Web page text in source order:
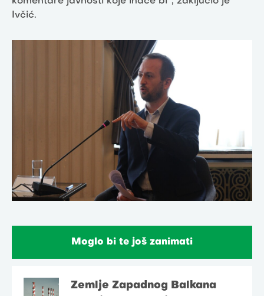
Ivčić.
Moglo bi te još zanimati
Zemlje Zapadnog Balkana